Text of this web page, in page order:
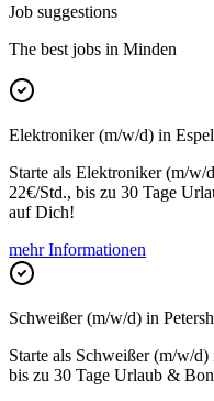
Job suggestions
The best jobs in Minden
Elektroniker (m/w/d) in
Starte als Elektroniker (m/
22€/Std., bis zu 30 Tage
auf Dich!
mehr Informationen
Schweißer (m/w/d) in
Starte als Schweißer (m/w/
bis zu 30 Tage Urlaub &